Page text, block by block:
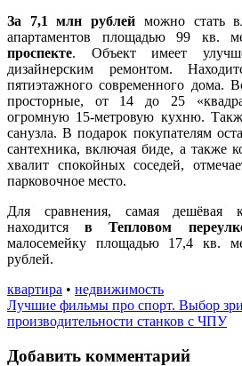
За 7,1 млн рублей можно стать
апартаментов площадью 99 кв.
проспекте. Объект имеет
дизайнерским ремонтом.
пятиэтажного современного дома.
просторные, от 14 до 25
огромную 15-метровую кухню.
санузла. В подарок покупателям
сантехника, включая биде, а также
хвалит спокойных соседей,
парковочное место.
Для сравнения, самая дешёвая
находитсяв Тепловом
малосемейку площадью 17,4 кв.
рублей.
квартира • недвижимость
Лучшие фильмы про спорт. Выбор
производительности станков с ЧПУ
Добавить комментарий